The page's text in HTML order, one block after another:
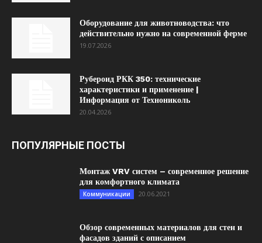
Оборудование для животноводства: что
действительно нужно на современной ферме
19.07.2026
Рубероид РКК 350: технические
характеристики и применение |
Информация от Технониколь
20.04.2026
ПОПУЛЯРНЫЕ ПОСТЫ
Монтаж VRV систем – современное решение
для комфортного климата
Коммуникации 20.06.2021
Обзор современных материалов для стен и
фасадов зданий с описанием